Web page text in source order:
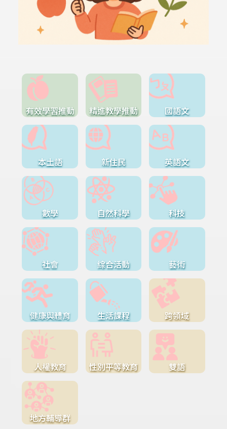
有效學習推動 精進教學推動 國語文
本土語 新住民 英語文
數學 自然科學 科技
社會 綜合活動 藝術
健康與體育 生活課程 跨領域
人權教育 性別平等教育 雙語
地方輔導群